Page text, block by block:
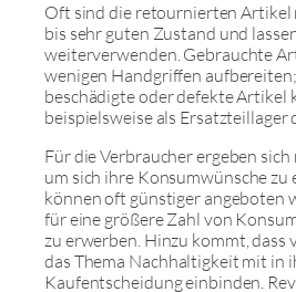
Oft sind die retournierten Artikel
bis sehr guten Zustand und
weiterverwenden. Gebrauchte
wenigen Handgriffen
beschädigte oder defekte Artikel
beispielsweise als Ersatzteillager
Für die Verbraucher ergeben
um sich ihre Konsumwünsche
können oft günstiger angeboten
für eine größere Zahl von
zu erwerben. Hinzu kommt, dass
das Thema Nachhaltigkeit mit in
Kaufentscheidung einbinden.